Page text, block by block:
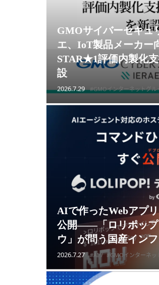
GMOサイバーセキュ
エ、IoT製品メーカー
STAR★1評価内製化
設
2026.7.29 #GMOインターネットグル
AIで作ったWebアプ
公開——「ロリポップ
ウ」が問う国産イン
2026.7.27 #AI #GMOインターネッ